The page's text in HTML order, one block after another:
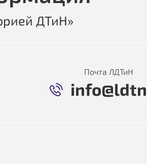
ДТиН»
Почта ЛДТиН